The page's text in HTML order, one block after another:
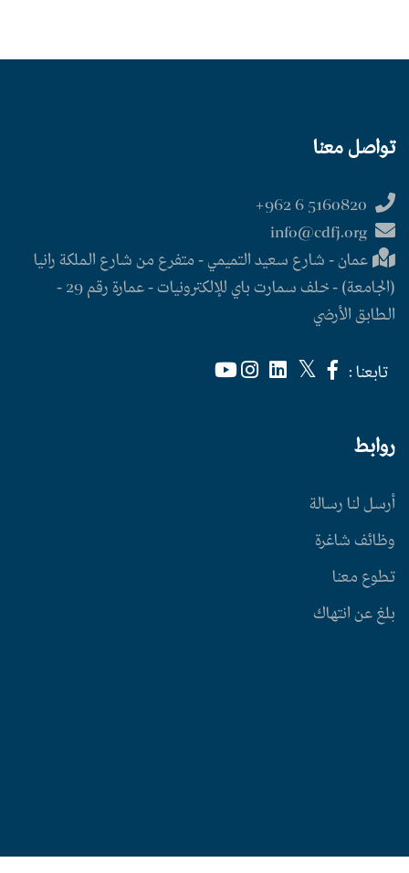
تواصل معنا
عمان - شارع سعيد التميمي - متفرع من شارع الملكة رانيا
(الجامعة) - خلف سمارت باي للإلكترونيات - عمارة رقم 29 -
الطابق الأرضي
تابعنا :
روابط
أرسل لنا رسالة
وظائف شاغرة
تطوع معنا
بلغ عن انتهاك